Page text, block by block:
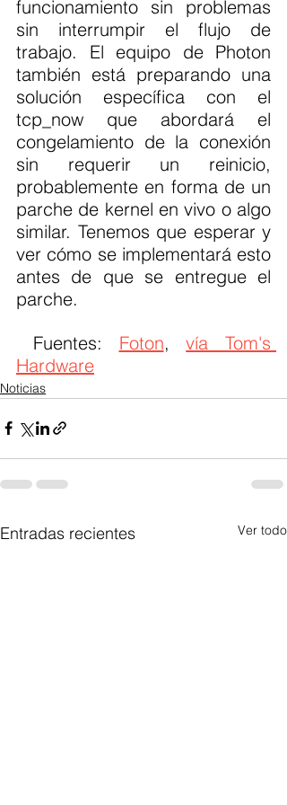
funcionamiento sin problemas
sin interrumpir el flujo de
trabajo. El equipo de Photon
también está preparando una
solución específica con el
tcp_now que abordará el
congelamiento de la conexión
sin requerir un reinicio,
probablemente en forma de un
parche de kernel en vivo o algo
similar. Tenemos que esperar y
ver cómo se implementará esto
antes de que se entregue el
parche.
Fuentes: Foton, vía Tom's
Hardware
Noticias
Entradas recientes Ver todo